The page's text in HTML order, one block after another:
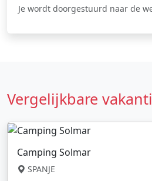
Je wordt doorgestuurd naar de
Vergelijkbare
Camping Solmar
SPANJE